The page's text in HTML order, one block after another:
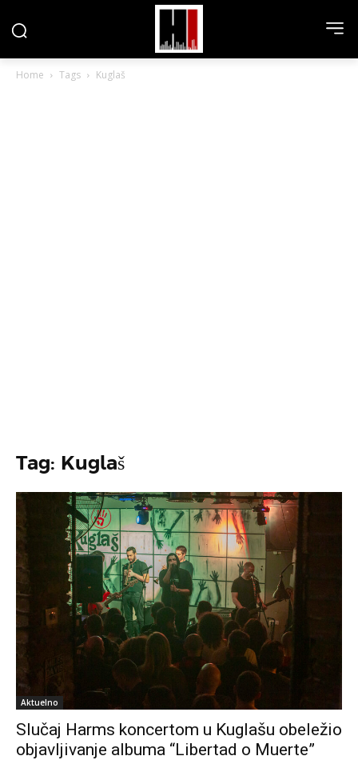
Home Tags Kuglaš
Tag: Kuglaš
Aktuelno
Slučaj Harms koncertom u Kuglašu obeležio
objavljivanje albuma “Libertad o Muerte”